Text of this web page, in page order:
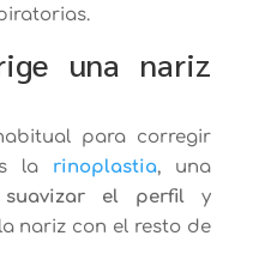
una nariz
para corregir
la rinoplastia, una
suavizar el perfily
nariz con el resto de